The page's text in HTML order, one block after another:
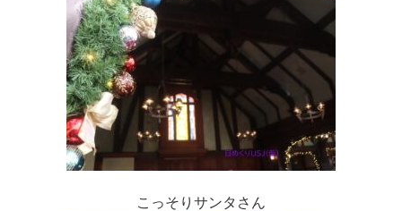
こっそりサンタさん